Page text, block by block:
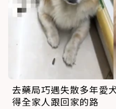
去藥局巧遇失散多年愛
得全家人跟回家的路